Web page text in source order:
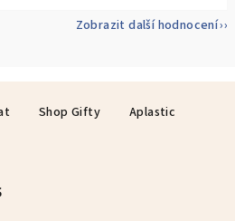
Zobrazit další hodnocení
Shop Gifty Aplastic